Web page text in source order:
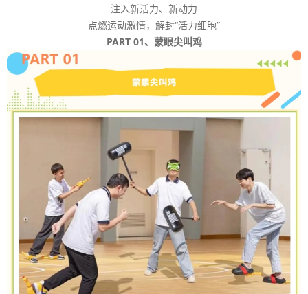
注入新活力、新动力
点燃运动激情，解封“活力细胞”
PART 01、蒙眼尖叫鸡